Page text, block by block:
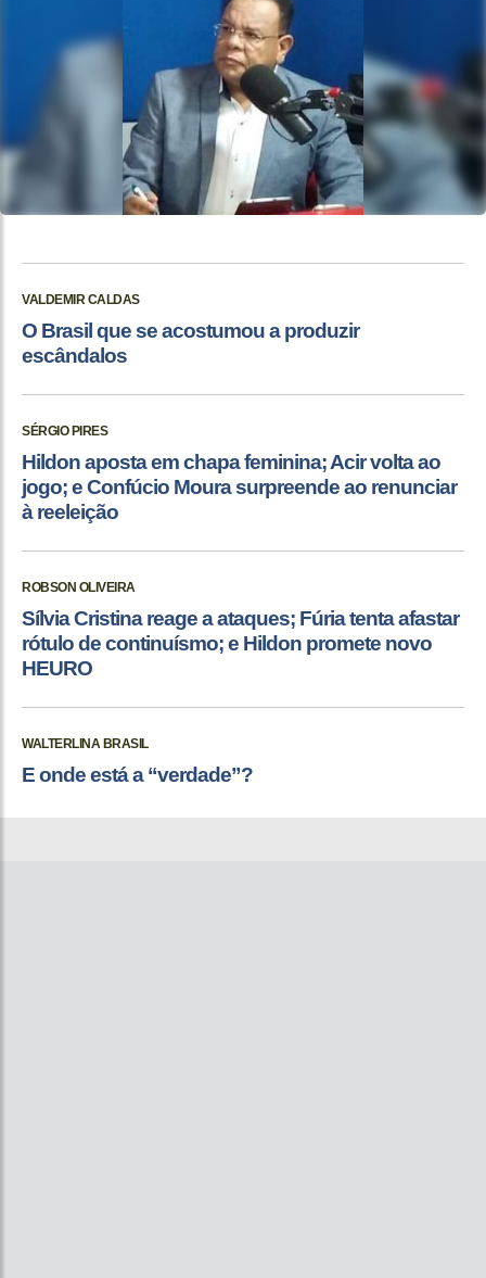
VALDEMIR CALDAS
O Brasil que se acostumou a produzir
escândalos
SÉRGIO PIRES
Hildon aposta em chapa feminina; Acir volta ao
jogo; e Confúcio Moura surpreende ao renunciar
à reeleição
ROBSON OLIVEIRA
Sílvia Cristina reage a ataques; Fúria tenta afastar
rótulo de continuísmo; e Hildon promete novo
HEURO
WALTERLINA BRASIL
E onde está a “verdade”?